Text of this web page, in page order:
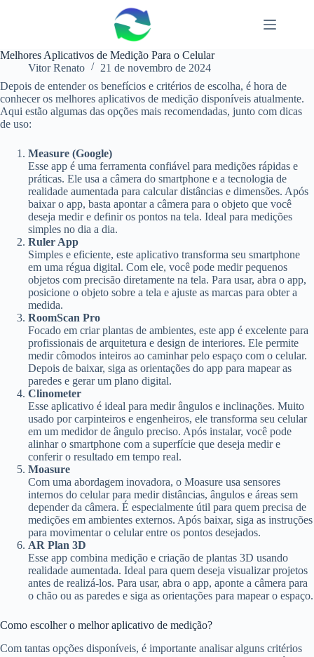
Melhores Aplicativos de Medição Para o Celular
Vitor Renato
21 de novembro de 2024
Depois de entender os benefícios e critérios de escolha, é hora de
conhecer os melhores aplicativos de medição disponíveis atualmente.
Aqui estão algumas das opções mais recomendadas, junto com dicas
de uso:
Measure (Google)
Esse app é uma ferramenta confiável para medições rápidas e
práticas. Ele usa a câmera do smartphone e a tecnologia de
realidade aumentada para calcular distâncias e dimensões. Após
baixar o app, basta apontar a câmera para o objeto que você
deseja medir e definir os pontos na tela. Ideal para medições
simples no dia a dia.
Ruler App
Simples e eficiente, este aplicativo transforma seu smartphone
em uma régua digital. Com ele, você pode medir pequenos
objetos com precisão diretamente na tela. Para usar, abra o app,
posicione o objeto sobre a tela e ajuste as marcas para obter a
medida.
RoomScan Pro
Focado em criar plantas de ambientes, este app é excelente para
profissionais de arquitetura e design de interiores. Ele permite
medir cômodos inteiros ao caminhar pelo espaço com o celular.
Depois de baixar, siga as orientações do app para mapear as
paredes e gerar um plano digital.
Clinometer
Esse aplicativo é ideal para medir ângulos e inclinações. Muito
usado por carpinteiros e engenheiros, ele transforma seu celular
em um medidor de ângulo preciso. Após instalar, você pode
alinhar o smartphone com a superfície que deseja medir e
conferir o resultado em tempo real.
Moasure
Com uma abordagem inovadora, o Moasure usa sensores
internos do celular para medir distâncias, ângulos e áreas sem
depender da câmera. É especialmente útil para quem precisa de
medições em ambientes externos. Após baixar, siga as instruções
para movimentar o celular entre os pontos desejados.
AR Plan 3D
Esse app combina medição e criação de plantas 3D usando
realidade aumentada. Ideal para quem deseja visualizar projetos
antes de realizá-los. Para usar, abra o app, aponte a câmera para
o chão ou as paredes e siga as orientações para mapear o espaço.
Como escolher o melhor aplicativo de medição?
Com tantas opções disponíveis, é importante analisar alguns critérios